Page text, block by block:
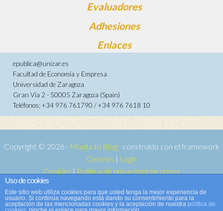
Evaluadores
Adhesiones
Enlaces
epublica@unizar.es
Facultad de Economía y Empresa
Universidad de Zaragoza
Gran Vía 2 - 50005 Zaragoza (Spain)
Teléfonos: +34 976 761790 / +34 976 7618 10
Copyright © 2026 · Monta tu Blog· construido con el framework
Genesis | Login
Cookies | Política de privacidad de datos
Copyright © 2026 ·
WordPress·Acceder
Uso de cookies
Este sitio web utiliza cookies para que usted tenga la mejor experiencia de
usuario. Si continúa navegando está dando su consentimiento para la
aceptación de las mencionadas cookies y la aceptación de nuestra política de